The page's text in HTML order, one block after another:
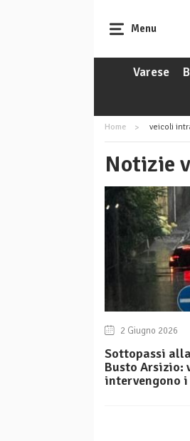
Menu
Varese
Home veicoli
Notizie
2 Giugno 2026
Sottopassi
Busto
intervengono